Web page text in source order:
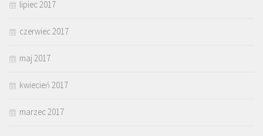
lipiec 2017
czerwiec 2017
maj 2017
kwiecień 2017
marzec 2017